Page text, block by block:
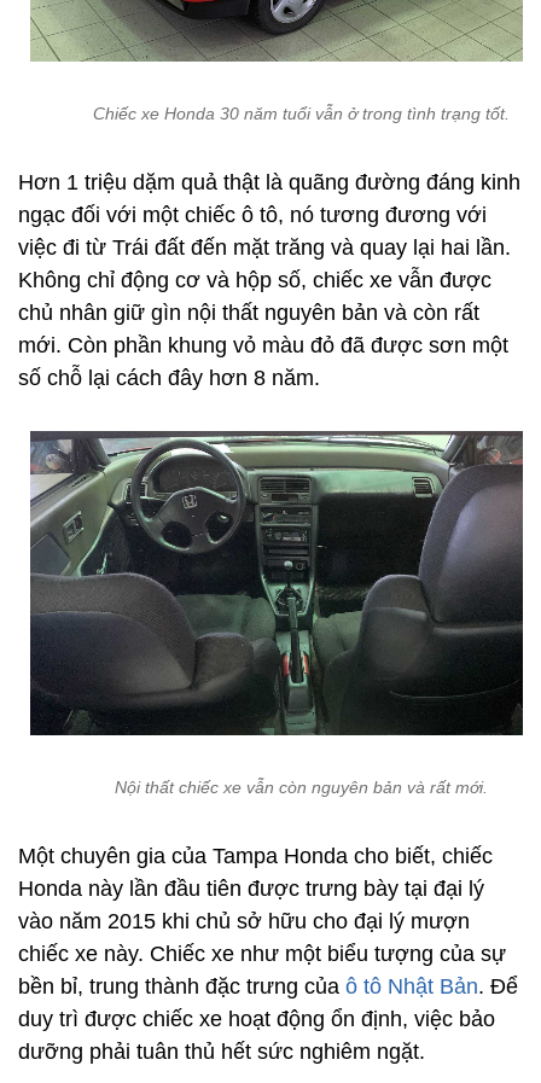
Chiếc xe Honda 30 năm tuổi vẫn ở trong tình trạng tốt.
Hơn 1 triệu dặm quả thật là quãng đường đáng kinh
ngạc đối với một chiếc ô tô, nó tương đương với
việc đi từ Trái đất đến mặt trăng và quay lại hai lần.
Không chỉ động cơ và hộp số, chiếc xe vẫn được
chủ nhân giữ gìn nội thất nguyên bản và còn rất
mới. Còn phần khung vỏ màu đỏ đã được sơn một
số chỗ lại cách đây hơn 8 năm.
Nội thất chiếc xe vẫn còn nguyên bản và rất mới.
Một chuyên gia của Tampa Honda cho biết, chiếc
Honda này lần đầu tiên được trưng bày tại đại lý
vào năm 2015 khi chủ sở hữu cho đại lý mượn
chiếc xe này. Chiếc xe như một biểu tượng của sự
bền bỉ, trung thành đặc trưng của ô tô Nhật Bản. Để
duy trì được chiếc xe hoạt động ổn định, việc bảo
dưỡng phải tuân thủ hết sức nghiêm ngặt.